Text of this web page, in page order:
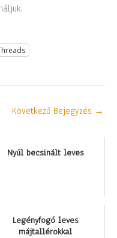
Következő Bejegyzés →
Nyúl becsinált leves
Legényfogó leves
májtallérokkal